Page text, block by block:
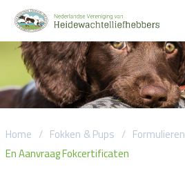
Home / Fokken & Pups / Formulieren
En Aanvraag Fokcertificaten